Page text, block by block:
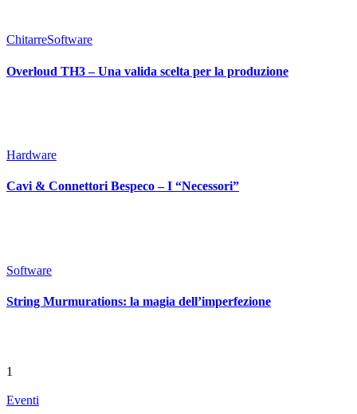
ChitarreSoftware
Overloud TH3 – Una valida scelta per la produzione
Hardware
Cavi & Connettori Bespeco – I “Necessori”
Software
String Murmurations: la magia dell’imperfezione
1
Eventi